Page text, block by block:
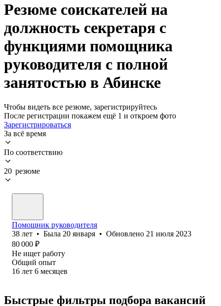
Резюме соискателей на
должность секретаря с
функциями помощника
руководителя с полной
занятостью в Абинске
Чтобы видеть все резюме, зарегистрируйтесь
После регистрации покажем ещё 1 и откроем фото
Зарегистрироваться
За всё время
По соответствию
20 резюме
Помощник руководителя
38 лет • Была 20 января • Обновлено 21 июля 2023
80 000 ₽
Не ищет работу
Общий опыт
16 лет 6 месяцев
Быстрые фильтры подбора вакансий